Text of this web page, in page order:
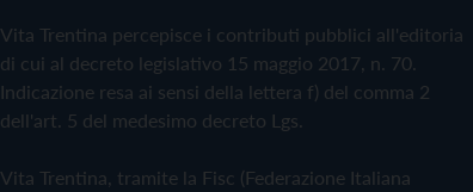
Vita Trentina percepisce i contributi pubblici all'editoria
di cui al decreto legislativo 15 maggio 2017, n. 70.
Indicazione resa ai sensi della lettera f) del comma 2
dell'art. 5 del medesimo decreto Lgs.
Vita Trentina, tramite la Fisc (Federazione Italiana